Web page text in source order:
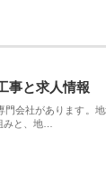
事と求人情報
会社があります。
みと、地…